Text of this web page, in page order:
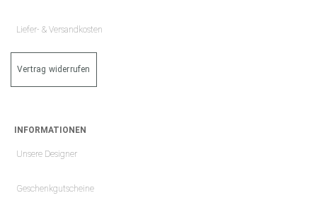
Liefer- & Versandkosten
Vertrag widerrufen
INFORMATIONEN
Unsere Designer
Geschenkgutscheine